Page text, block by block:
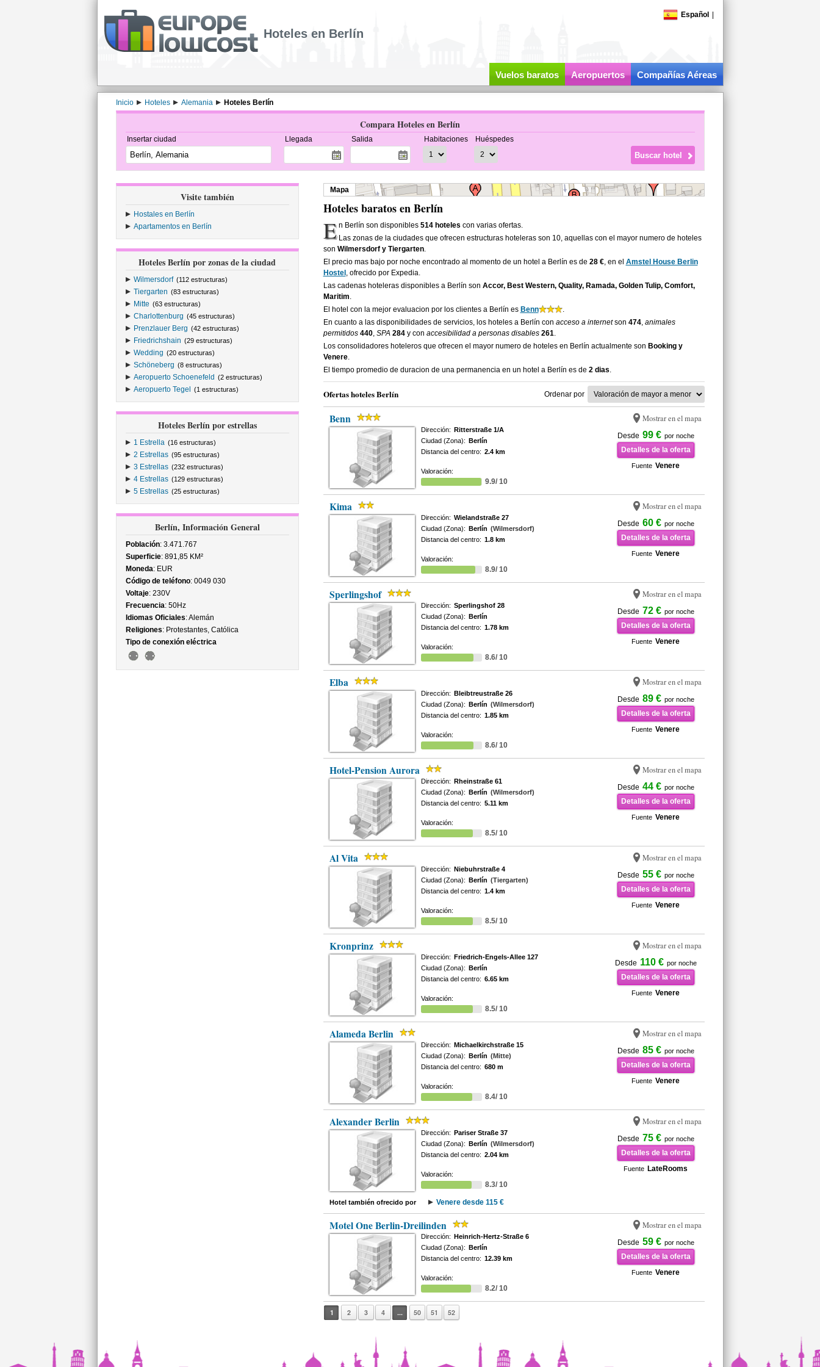
Español
Hoteles en Berlín
Vuelos baratos Aeropuertos Compañías Aéreas
Inicio Hoteles Alemania Hoteles Berlín
Compara Hoteles en Berlín
Insertar ciudad Llegada Salida Habitaciones Huéspedes
Visite también
Hostales en Berlín
Apartamentos en Berlín
Hoteles Berlín por zonas de la ciudad
Wilmersdorf (112 estructuras)
Tiergarten (83 estructuras)
Mitte (63 estructuras)
Charlottenburg (45 estructuras)
Prenzlauer Berg (42 estructuras)
Friedrichshain (29 estructuras)
Wedding (20 estructuras)
Schöneberg (8 estructuras)
Aeropuerto Schoenefeld (2 estructuras)
Aeropuerto Tegel (1 estructuras)
Hoteles Berlín por estrellas
1 Estrella (16 estructuras)
2 Estrellas (95 estructuras)
3 Estrellas (232 estructuras)
4 Estrellas (129 estructuras)
5 Estrellas (25 estructuras)
Berlín, Información General
Población: 3.471.767
Superficie: 891,85 KM²
Moneda: EUR
Código de teléfono: 0049 030
Voltaje: 230V
Frecuencia: 50Hz
Idiomas Oficiales: Alemán
Religiones: Protestantes, Católica
Tipo de conexión eléctrica
Mapa
Hoteles baratos en Berlín
E n Berlín son disponibles514 hoteles con varias ofertas.
Las zonas de la ciudades que ofrecen estructuras hoteleras son 10, aquellas con el mayor numero de hoteles
son Wilmersdorf y Tiergarten.
El precio mas bajo por noche encontrado al momento de un hotel a Berlín es de 28 €, en el Amstel House Berlin
Hostel , ofrecido por Expedia.
Las cadenas hoteleras disponibles a Berlín son Accor, Best Western, Quality, Ramada, Golden Tulip, Comfort,
Maritim.
El hotel con la mejor evaluacion por los clientes a Berlín es Benn
.
En cuanto a las disponibilidades de servicios, los hoteles a Berlín con acceso a internetson 474, animales
permitidos 440, SPA 284y con accesibilidad a personas disables 261.
Los consolidadores hoteleros que ofrecen el mayor numero de hoteles en Berlín actualmente son Booking y
Venere.
El tiempo promedio de duracion de una permanencia en un hotel a Berlín es de 2 dias.
Ofertas hoteles Berlín Ordenar por
Benn Mostrar en el mapa
Desde 99 € por noche
Detalles de la oferta
Fuente Venere
Dirección: Ritterstraße 1/A
Ciudad (Zona): Berlín
Distancia del centro: 2.4 km
Valoración:
9.9/ 10
Kima Mostrar en el mapa
Desde 60 € por noche
Detalles de la oferta
Fuente Venere
Dirección: Wielandstraße 27
Ciudad (Zona): Berlín (Wilmersdorf)
Distancia del centro: 1.8 km
Valoración:
8.9/ 10
Sperlingshof Mostrar en el mapa
Desde 72 € por noche
Detalles de la oferta
Fuente Venere
Dirección: Sperlingshof 28
Ciudad (Zona): Berlín
Distancia del centro: 1.78 km
Valoración:
8.6/ 10
Elba Mostrar en el mapa
Desde 89 € por noche
Detalles de la oferta
Fuente Venere
Dirección: Bleibtreustraße 26
Ciudad (Zona): Berlín (Wilmersdorf)
Distancia del centro: 1.85 km
Valoración:
8.6/ 10
Hotel-Pension Aurora Mostrar en el mapa
Desde 44 € por noche
Detalles de la oferta
Fuente Venere
Dirección: Rheinstraße 61
Ciudad (Zona): Berlín (Wilmersdorf)
Distancia del centro: 5.11 km
Valoración:
8.5/ 10
Al Vita Mostrar en el mapa
Desde 55 € por noche
Detalles de la oferta
Fuente Venere
Dirección: Niebuhrstraße 4
Ciudad (Zona): Berlín (Tiergarten)
Distancia del centro: 1.4 km
Valoración:
8.5/ 10
Kronprinz Mostrar en el mapa
Desde 110 € por noche
Detalles de la oferta
Fuente Venere
Dirección: Friedrich-Engels-Allee 127
Ciudad (Zona): Berlín
Distancia del centro: 6.65 km
Valoración:
8.5/ 10
Alameda Berlin Mostrar en el mapa
Desde 85 € por noche
Detalles de la oferta
Fuente Venere
Dirección: Michaelkirchstraße 15
Ciudad (Zona): Berlín (Mitte)
Distancia del centro: 680 m
Valoración:
8.4/ 10
Alexander Berlin Mostrar en el mapa
Desde 75 € por noche
Detalles de la oferta
Fuente LateRooms
Dirección: Pariser Straße 37
Ciudad (Zona): Berlín (Wilmersdorf)
Distancia del centro: 2.04 km
Valoración:
8.3/ 10
Hotel también ofrecido por Venere desde 115 €
Motel One Berlin-Dreilinden Mostrar en el mapa
Desde 59 € por noche
Detalles de la oferta
Fuente Venere
Dirección: Heinrich-Hertz-Straße 6
Ciudad (Zona): Berlín
Distancia del centro: 12.39 km
Valoración:
8.2/ 10
1 2 3 4 ... 50 51 52